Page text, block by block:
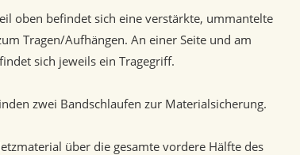
oben befindet sich eine verstärkte, ummantelte
Tragen/Aufhängen. An einer Seite und am
sich jeweils ein Tragegriff.
zwei Bandschlaufen zur Materialsicherung.
über die gesamte vordere Hälfte des